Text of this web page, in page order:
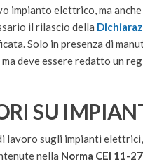
impianto elettrico, ma
il rilascio della
Solo in presenza di
deve essere redatto un
SU
sugli impianti elettrici,
nella Norma CEI 11-27